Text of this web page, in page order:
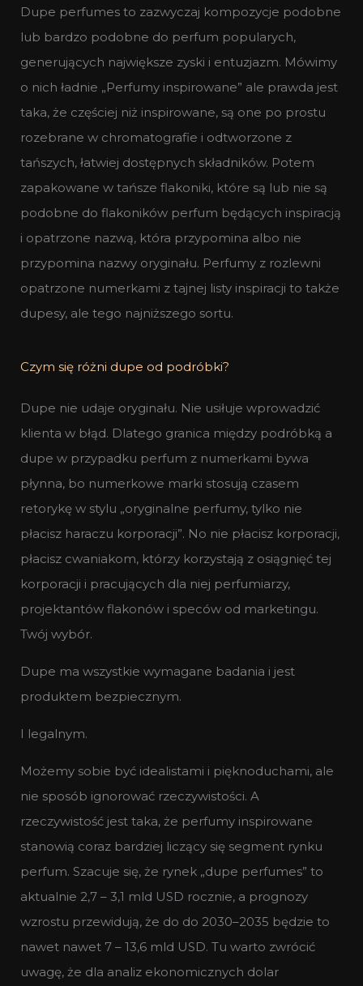
Dupe perfumes to zazwyczaj kompozycje podobne
lub bardzo podobne do perfum popularych,
generujących największe zyski i entuzjazm. Mówimy
o nich ładnie „Perfumy inspirowane” ale prawda jest
taka, że częściej niż inspirowane, są one po prostu
rozebrane w chromatografie i odtworzone z
tańszych, łatwiej dostępnych składników. Potem
zapakowane w tańsze flakoniki, które są lub nie są
podobne do flakoników perfum będących inspiracją
i opatrzone nazwą, która przypomina albo nie
przypomina nazwy oryginału. Perfumy z rozlewni
opatrzone numerkami z tajnej listy inspiracji to także
dupesy, ale tego najniższego sortu.
Czym się różni dupe od podróbki?
Dupe nie udaje oryginału. Nie usiłuje wprowadzić
klienta w błąd. Dlatego granica między podróbką a
dupe w przypadku perfum z numerkami bywa
płynna, bo numerkowe marki stosują czasem
retorykę w stylu „oryginalne perfumy, tylko nie
płacisz haraczu korporacji”. No nie płacisz korporacji,
płacisz cwaniakom, którzy korzystają z osiągnięć tej
korporacji i pracujących dla niej perfumiarzy,
projektantów flakonów i speców od marketingu.
Twój wybór.
Dupe ma wszystkie wymagane badania i jest
produktem bezpiecznym.
I legalnym.
Możemy sobie być idealistami i pięknoduchami, ale
nie sposób ignorować rzeczywistości. A
rzeczywistość jest taka, że perfumy inspirowane
stanowią coraz bardziej liczący się segment rynku
perfum. Szacuje się, że rynek „dupe perfumes” to
aktualnie 2,7 – 3,1 mld USD rocznie, a prognozy
wzrostu przewidują, że do do 2030–2035 będzie to
nawet nawet 7 – 13,6 mld USD. Tu warto zwrócić
uwagę, że dla analiz ekonomicznych dolar